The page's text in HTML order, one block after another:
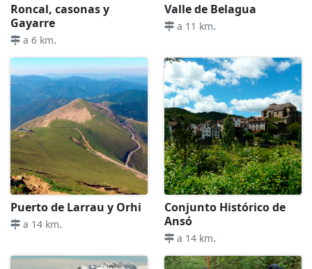
Roncal, casonas y
Gayarre
a 6 km.
Valle de Belagua
a 11 km.
Puerto de Larrau y Orhi
a 14 km.
Conjunto Histórico de
Ansó
a 14 km.